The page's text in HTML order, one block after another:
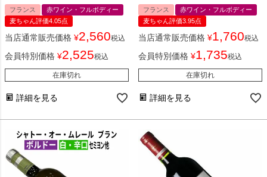
フランス
赤ワイン・フルボディー
麦ちゃん評価4.05点
当店通常販売価格 ¥2,560税込
会員特別価格 ¥2,525税込
在庫切れ
詳細を見る
フランス
赤ワイン・フルボディー
麦ちゃん評価3.95点
当店通常販売価格 ¥1,760税込
会員特別価格 ¥1,735税込
在庫切れ
詳細を見る